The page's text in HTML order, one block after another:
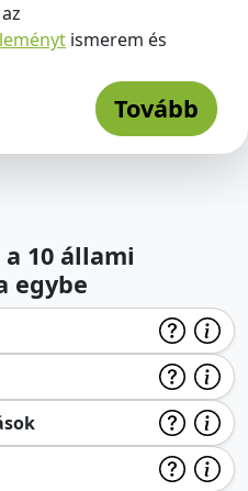
ismerem és
Tovább
10 állami
egybe